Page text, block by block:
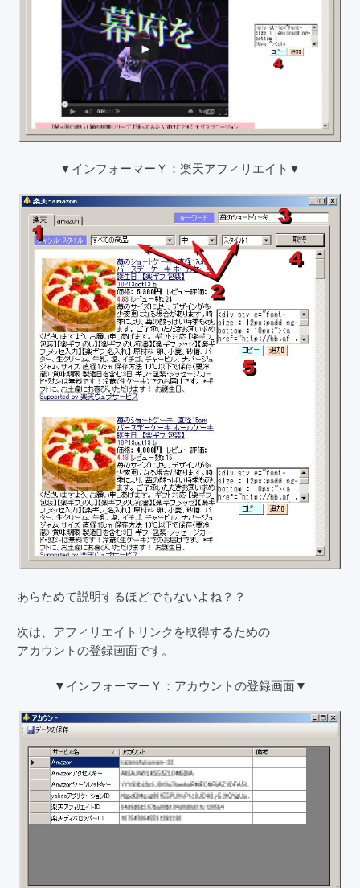
▼インフォーマーＹ：楽天アフィリエイト▼
あらためて説明するほどでもないよね？？
次は、アフィリエイトリンクを取得するための
アカウントの登録画面です。
▼インフォーマーＹ：アカウントの登録画面▼